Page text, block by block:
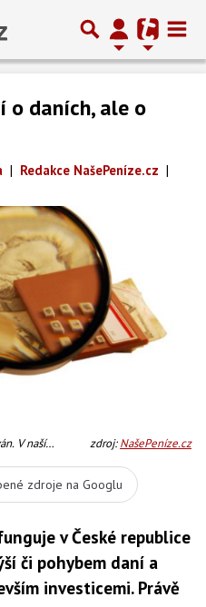
o daních, ale o
| Redakce NašePeníze.cz |
V naší
zdroj:NašePeníze.cz
zdroje na Googlu
v České republice
či pohybem daní a
investicemi. Právě